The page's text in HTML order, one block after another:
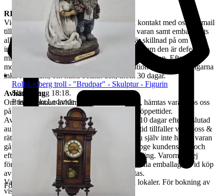
REKLAMATION
Vid Reklamation ska kunden omgående ta kontakt med oss via mail
till tradera@jabab.se samt bifoga bilder på varan samt emballagets
alla sidor och packmateriel. Notera att det är skillnad på om varan
inte lever upp till kundens förväntningar eller om den är defekt,
mindre defekter är inte ett giltigt skäl till reklamation. Efter
mottagande av vara samt godkänd reklamation återbetalas pengarna
inkl. returfrakt, om kund betalat den, inom 30 dagar.
Avhämtning
Om ingen annan avhämtningsadress angetts, hämtas varan hos oss
på Tjalmargatan 4B i Östersund under våra öppettider.
Avhämtning av vunna varor skall ske inom 10 dagar efter avslutad
auktion. Om varan ej hämtas inom angiven tid tillfaller varan oss &
rätten till återbetalning är förbrukad. Kan Du själv inte hämta varan
går det skicka ett ombud. Ombudet skall uppge kundens för- och
efternamn, varubeskrivning & egen ID-handling. Varorna är ej
förpackade & kunden måste själv tillhandahålla emballage. Vid köp
av skrymmande gods, måste bärhjälp medtas.
Varorna finns att titta på vid begäran i våra lokaler. För bokning av
visning kontakta oss, se nedan.
Företag
Rolf Lidberg troll - "Brudpar" - Skulptur - Figurin
Sluttid
9 aug 18:18.
Pris:
325 kr,Ledande bud